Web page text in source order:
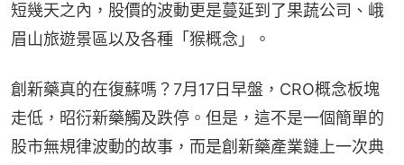
短幾天之內，股價的波動更是蔓延到了果蔬公司、峨
眉山旅遊景區以及各種「猴概念」。
創新藥真的在復蘇嗎？7月17日早盤，CRO概念板塊
走低，昭衍新藥觸及跌停。但是，這不是一個簡單的
股市無規律波動的故事，而是創新藥產業鏈上一次典